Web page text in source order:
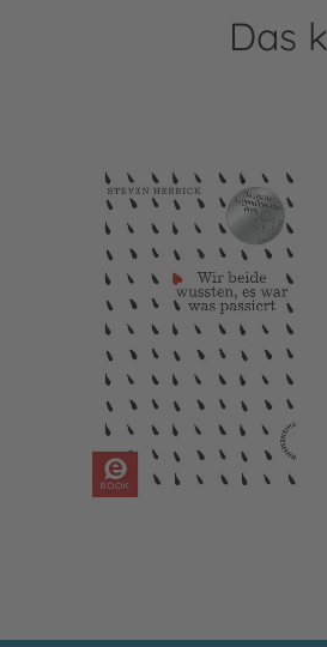
Das
es war was passiert